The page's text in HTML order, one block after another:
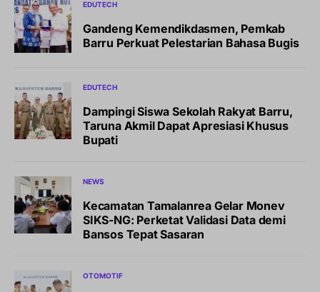
EDUTECH
Gandeng Kemendikdasmen, Pemkab
Barru Perkuat Pelestarian Bahasa Bugis
EDUTECH
Dampingi Siswa Sekolah Rakyat Barru,
Taruna Akmil Dapat Apresiasi Khusus
Bupati
NEWS
Kecamatan Tamalanrea Gelar Monev
SIKS-NG: Perketat Validasi Data demi
Bansos Tepat Sasaran
OTOMOTIF